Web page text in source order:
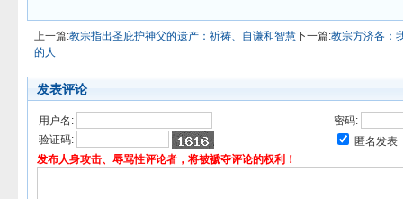
上一篇:教宗指出圣庇护神父的遗产：祈祷、自谦和智慧下一篇:教宗方济各：
的人
发表评论
用户名:
密码:
验证码:
匿名发表
发布人身攻击、辱骂性评论者，将被褫夺评论的权利！